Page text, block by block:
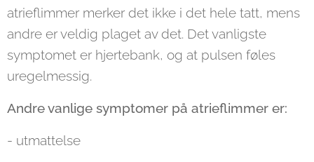
atrieflimmer merker det ikke i det hele tatt, mens
andre er veldig plaget av det. Det vanligste
symptomet er hjertebank, og at pulsen føles
uregelmessig.
Andre vanlige symptomer på atrieflimmer er:
- utmattelse